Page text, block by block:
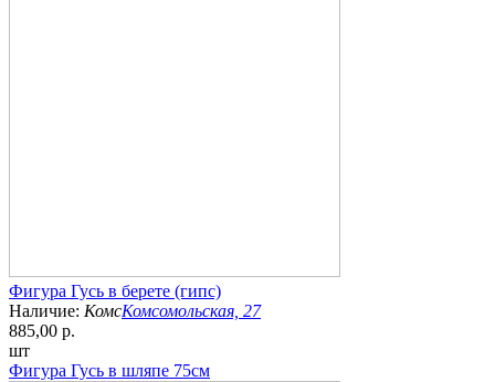
Фигура Гусь в берете (гипс)
Наличие: КомсКомсомольская, 27
885,00 р.
шт
Фигура Гусь в шляпе 75см